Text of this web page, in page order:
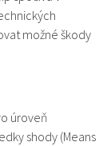
možné škody
úroveň
shody (Means